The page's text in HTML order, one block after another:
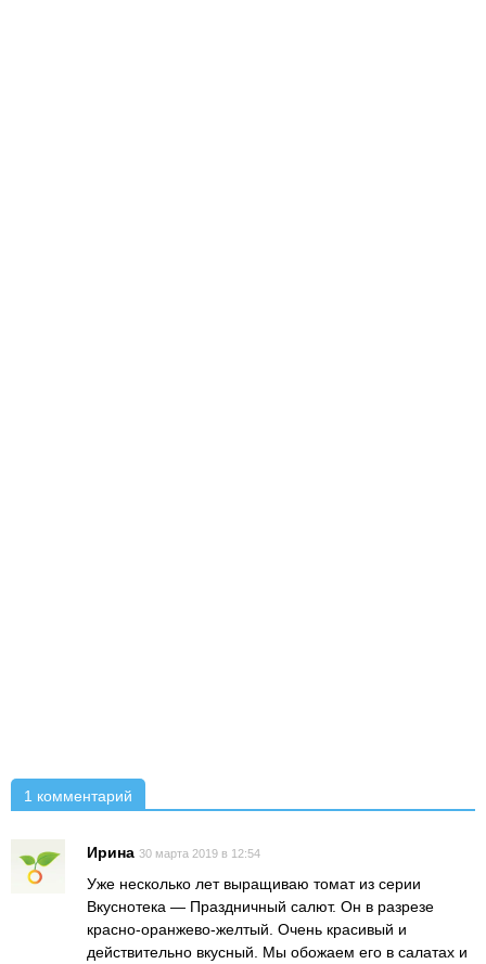
1 комментарий
Ирина 30 марта 2019 в 12:54
Уже несколько лет выращиваю томат из серии
Вкуснотека — Праздничный салют. Он в разрезе
красно-оранжево-желтый. Очень красивый и
действительно вкусный. Мы обожаем его в салатах и